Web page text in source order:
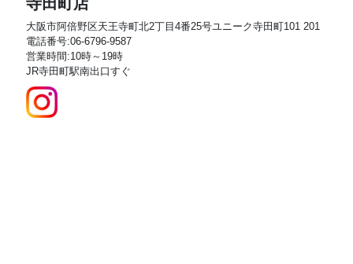
大阪市阿倍野区天王寺町北2丁目4番25号ユニーク寺田町101 201
電話番号:06-6796-9587
営業時間:10時～19時
JR寺田町駅南出口すぐ